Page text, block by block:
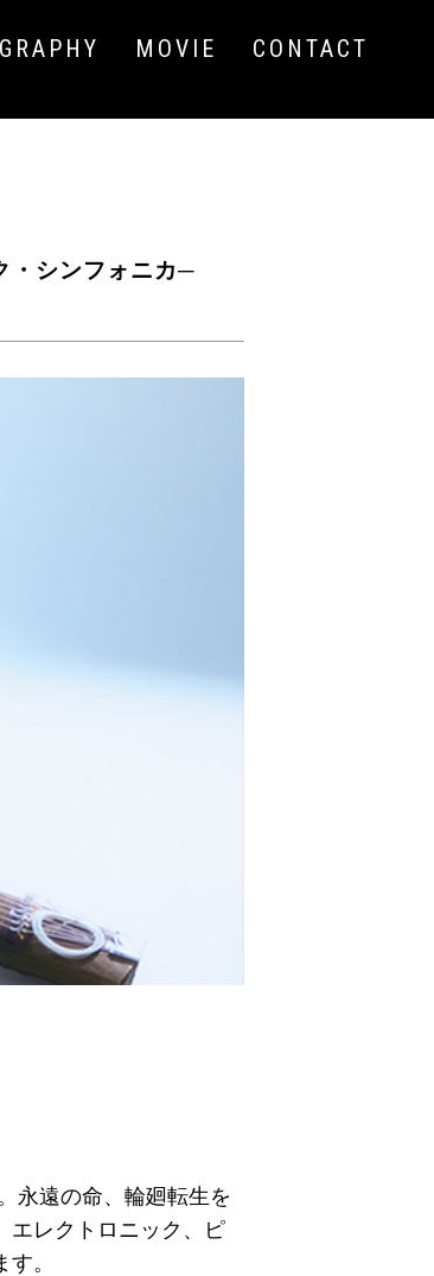
MOVIE CONTACT
・シンフォニカ─
永遠の命、輪廻転生を
エレクトロニック、ピ
。